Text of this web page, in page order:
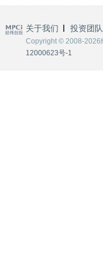
关于我们 投资团队
Copyright © 2008-2026
12000623号-1